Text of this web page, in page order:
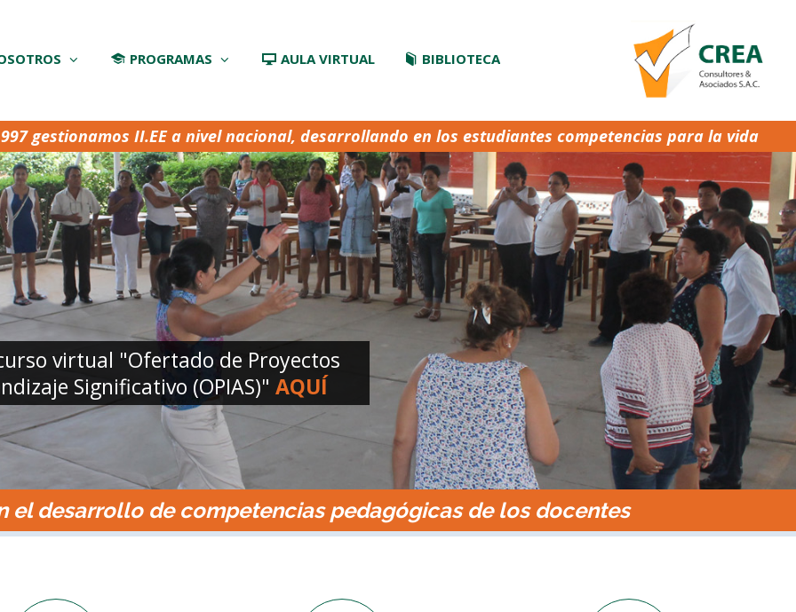
PROGRAMAS AULA VIRTUAL BIBLIOTECA
gestionamos II.EEa nivel nacional, desarrollando en los estudiantes competencias para la vida
virtual "Ofertado de Proyectos
Significativo (OPIAS)" AQUÍ
el desarrollo de competencias pedagógicas de los docentes